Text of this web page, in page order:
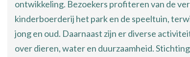
ontwikkeling. Bezoekers profiteren van de
kinderboerderij het park en de speeltuin,
jong en oud. Daarnaast zijn er diverse
over dieren, water en duurzaamheid.